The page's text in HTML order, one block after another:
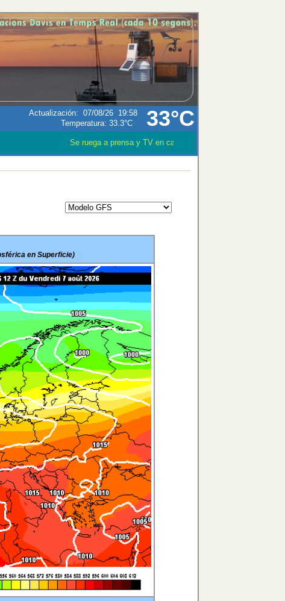
33°C
Actualización: 07/08/26 19:58
Temperatura: 33.3°C
Se ruega a prensa y TV en caso que utilizen los datos
en Superficie)